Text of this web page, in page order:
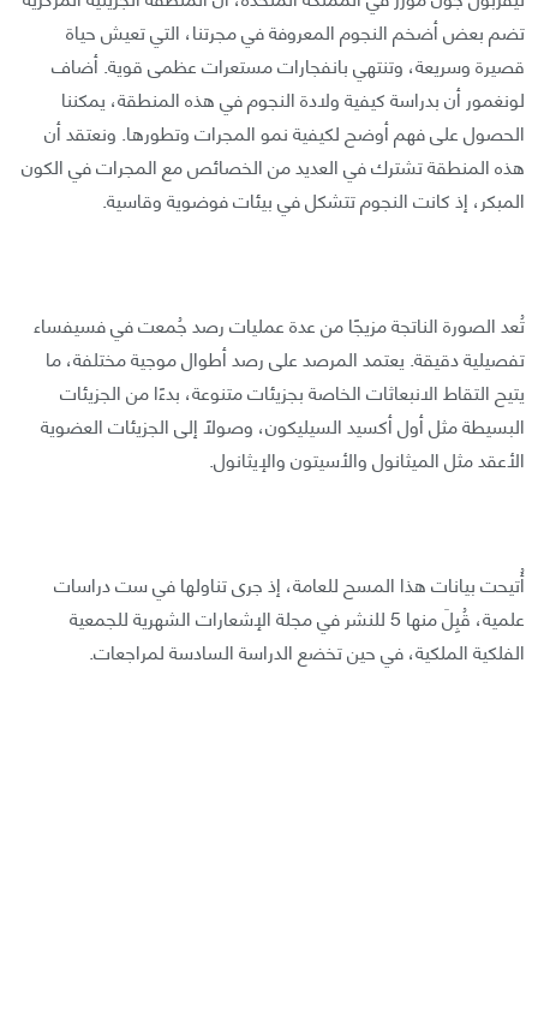
تضم بعض أضخم النجوم المعروفة في مجرتنا، التي تعيش حياة
قصيرة وسريعة، وتنتهي بانفجارات مستعرات عظمى قوية. أضاف
لونغمور أن بدراسة كيفية ولادة النجوم في هذه المنطقة، يمكننا
الحصول على فهم أوضح لكيفية نمو المجرات وتطورها. ونعتقد أن
هذه المنطقة تشترك في العديد من الخصائص مع المجرات في الكون
المبكر، إذ كانت النجوم تتشكل في بيئات فوضوية وقاسية.
تُعد الصورة الناتجة مزيجًا من عدة عمليات رصد جُمعت في فسيفساء
تفصيلية دقيقة. يعتمد المرصد على رصد أطوال موجية مختلفة، ما
يتيح التقاط الانبعاثات الخاصة بجزيئات متنوعة، بدءًا من الجزيئات
البسيطة مثل أول أكسيد السيليكون، وصولًا إلى الجزيئات العضوية
الأعقد مثل الميثانول والأسيتون والإيثانول.
أُتيحت بيانات هذا المسح للعامة، إذ جرى تناولها في ست دراسات
علمية، قُبِلَ منها 5 للنشر في مجلة الإشعارات الشهرية للجمعية
الفلكية الملكية، في حين تخضع الدراسة السادسة لمراجعات.